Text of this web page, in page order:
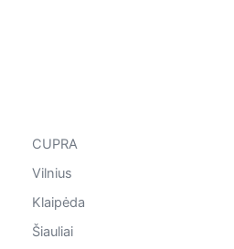
CUPRA
Vilnius
Klaipėda
Šiauliai